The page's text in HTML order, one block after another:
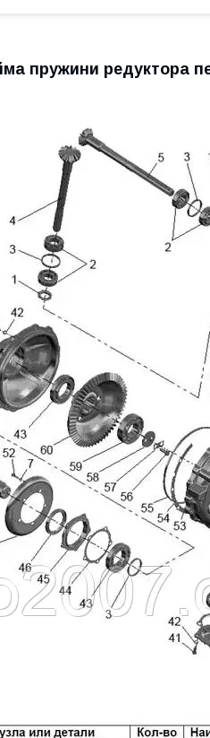
пружини редуктора